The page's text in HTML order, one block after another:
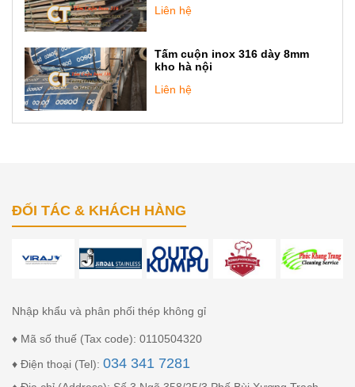
Liên hệ
Tấm cuộn inox 316 dày 8mm
kho hà nội
Liên hệ
ĐỐI TÁC & KHÁCH HÀNG
Nhập khẩu và phân phối thép không gỉ
♦ Mã số thuế (Tax code): 0110504320
♦ Điện thoại (Tel): 034 341 7281